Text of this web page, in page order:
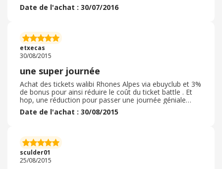
propres. Nous avons aussi testé aqualibi, là aussi
amusement garanti et nombreux jeux, la piscine a
disponibles. Bref une journée extraordinaire.
Date de l'achat : 30/07/2016
etxecas
30/08/2015
une super journée
Achat des tickets walibi Rhones Alpes via ebuyclub et 3%
de bonus pour ainsi réduire le coût du ticket battle . Et
hop, une réduction pour passer une journée géniale
dans un parc familial et très agréable.
Date de l'achat : 30/08/2015
sculder01
25/08/2015